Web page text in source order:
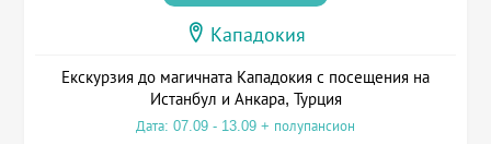
Кападокия
Екскурзия до магичната Кападокия с посещения на
Истанбул и Анкара, Турция
Дата: 07.09 - 13.09 + полупансион